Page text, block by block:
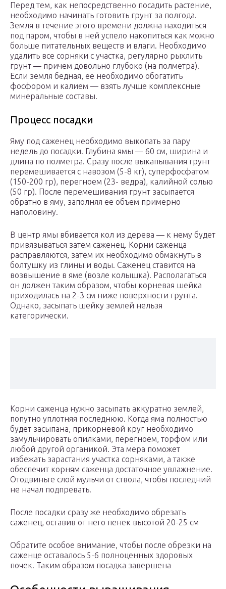
Перед тем, как непосредственно посадить растение,
необходимо начинать готовить грунт за полгода.
Земля в течение этого времени должна находиться
под паром, чтобы в ней успело накопиться как можно
больше питательных веществ и влаги. Необходимо
удалить все сорняки с участка, регулярно рыхлить
грунт — причем довольно глубоко (на полметра).
Если земля бедная, ее необходимо обогатить
фосфором и калием — взять лучше комплексные
минеральные составы.
Процесс посадки
Яму под саженец необходимо выкопать за пару
недель до посадки. Глубина ямы — 60 см, ширина и
длина по полметра. Сразу после выкапывания грунт
перемешивается с навозом (5-8 кг), суперфосфатом
(150-200 гр), перегноем (23- ведра), калийной солью
(50 гр). После перемешивания грунт засыпается
обратно в яму, заполняя ее объем примерно
наполовину.
В центр ямы вбивается кол из дерева — к нему будет
привязываться затем саженец. Корни саженца
расправляются, затем их необходимо обмакнуть в
болтушку из глины и воды. Саженец ставится на
возвышение в яме (возле колышка). Располагаться
он должен таким образом, чтобы корневая шейка
приходилась на 2-3 см ниже поверхности грунта.
Однако, засыпать шейку землей нельзя
категорически.
Корни саженца нужно засыпать аккуратно землей,
попутно уплотняя последнюю. Когда яма полностью
будет засыпана, прикорневой круг необходимо
замульчировать опилками, перегноем, торфом или
любой другой органикой. Эта мера поможет
избежать зарастания участка сорняками, а также
обеспечит корням саженца достаточное увлажнение.
Отодвиньте слой мульчи от ствола, чтобы последний
не начал подпревать.
После посадки сразу же необходимо обрезать
саженец, оставив от него пенек высотой 20-25 см
Обратите особое внимание, чтобы после обрезки на
саженце оставалось 5-6 полноценных здоровых
почек. Таким образом посадка завершена